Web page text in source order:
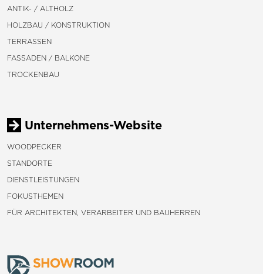
ANTIK- / ALTHOLZ
HOLZBAU / KONSTRUKTION
TERRASSEN
FASSADEN / BALKONE
TROCKENBAU
Unternehmens-Website
WOODPECKER
STANDORTE
DIENSTLEISTUNGEN
FOKUSTHEMEN
FÜR ARCHITEKTEN, VERARBEITER UND BAUHERREN